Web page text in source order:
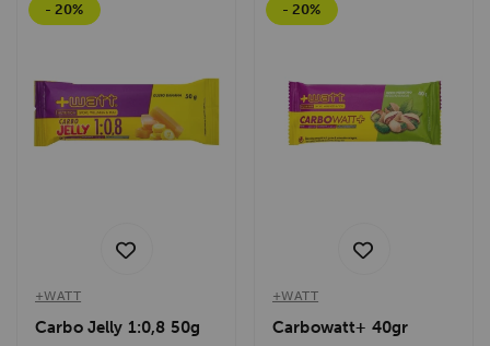
- 20%
+WATT
Carbo Jelly 1:0,8 50g
- 20%
+WATT
Carbowatt+ 40gr